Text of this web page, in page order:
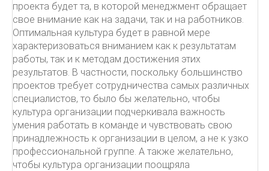
проекта будет та, в которой менеджмент обращает
свое внимание как на задачи, так и на работников.
Оптимальная культура будет в равной мере
характеризоваться вниманием как к результатам
работы, так и к методам достижения этих
результатов. В частности, поскольку большинство
проектов требует сотрудничества самых различных
специалистов, то было бы желательно, чтобы
культура организации подчеркивала важность
умения работать в команде и чувствовать свою
принадлежность к организации в целом, а не к узко
профессиональной группе. А также желательно,
чтобы культура организации поощряла